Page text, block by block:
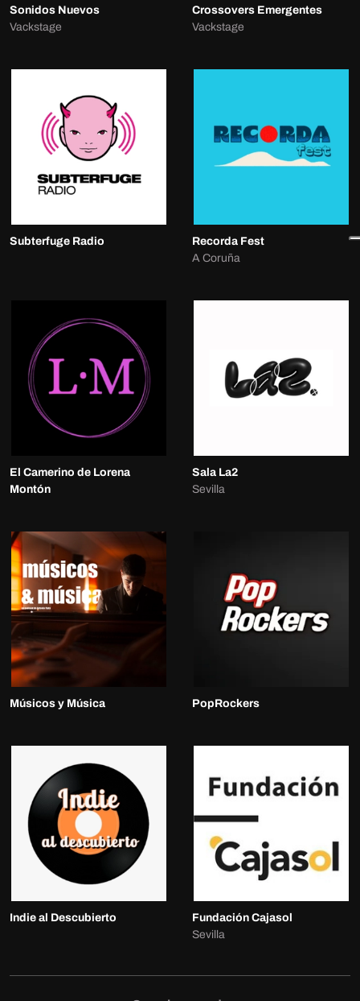
Sonidos Nuevos
Vackstage
Crossovers Emergentes
Vackstage
Subterfuge Radio
Recorda Fest
A Coruña
El Camerino de Lorena
Montón
Sala La2
Sevilla
Músicos y Música PopRockers
Indie al Descubierto
Fundación Cajasol
Sevilla